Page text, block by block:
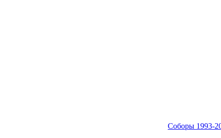
Соборы 1993-